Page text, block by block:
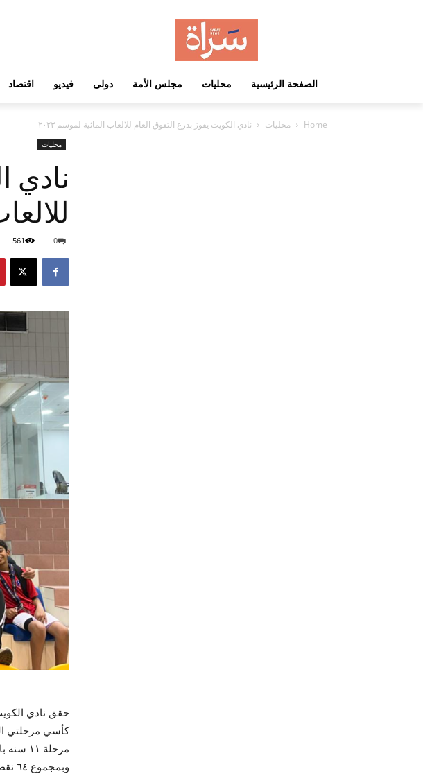
الصفحة الرئيسية محليات مجلس الأمة دولى فيديو اقتصاد
Home محليات نادي الكويت يفوز بدرع التفوق العام للالعاب المائية لموسم ٢٠٢٣
محليات
نادي
0
561
حقق نادي الكويت
مرحلة ١١ سنه بالغطس مع نقاط باقي الفرق
وبمجموع ٦٤ نقطة.